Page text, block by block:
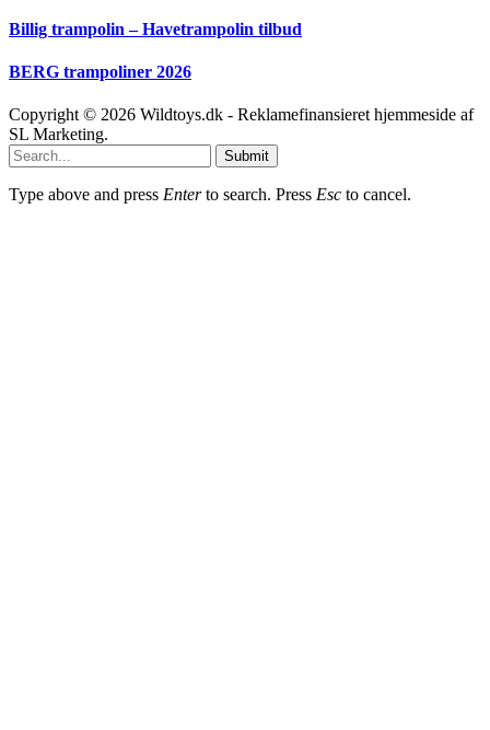
Billig trampolin – Havetrampolin tilbud
BERG trampoliner 2026
Copyright © 2026 Wildtoys.dk - Reklamefinansieret hjemmeside af
SL Marketing.
Submit
Type above and press Enterto search. Press Esc to cancel.